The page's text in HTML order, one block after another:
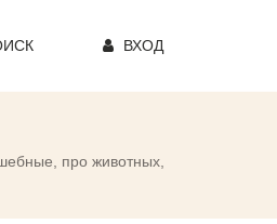
ВХОД
про животных,